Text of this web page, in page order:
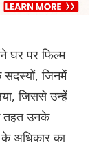
घर पर फिल्म
जिनमें
जिससे उन्हें
तहत उनके
अधिकार का